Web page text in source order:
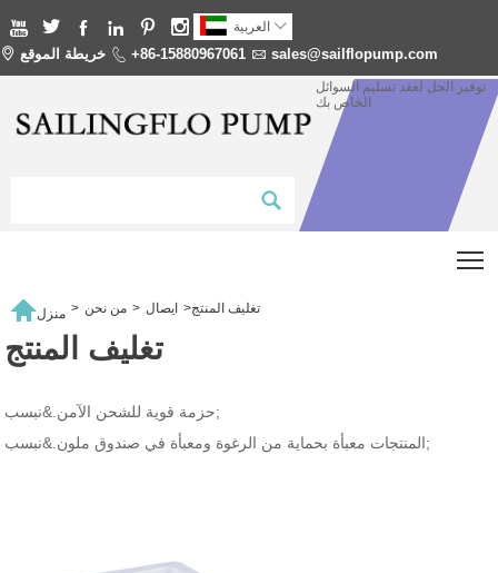
      العربية 
 خريطة الموقع  +86-15880967061  sales@sailflopump.com
توفير الحل لعقد تسليم السوائل
الخاص بك
منزل > من نحن > ايصال >تغليف المنتج
تغليف المنتج
حزمة قوية للشحن الآمن.&نبسب;
المنتجات معبأة بحماية من الرغوة ومعبأة في صندوق ملون.&نبسب;